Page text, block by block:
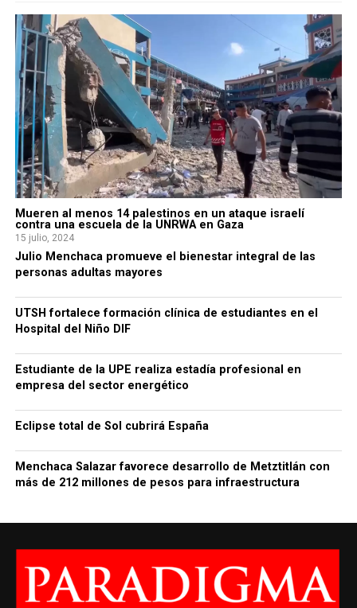
Mueren al menos 14 palestinos en un ataque israelí
contra una escuela de la UNRWA en Gaza
15 julio, 2024
Julio Menchaca promueve el bienestar integral de las
personas adultas mayores
UTSH fortalece formación clínica de estudiantes en el
Hospital del Niño DIF
Estudiante de la UPE realiza estadía profesional en
empresa del sector energético
Eclipse total de Sol cubrirá España
Menchaca Salazar favorece desarrollo de Metztitlán con
más de 212 millones de pesos para infraestructura